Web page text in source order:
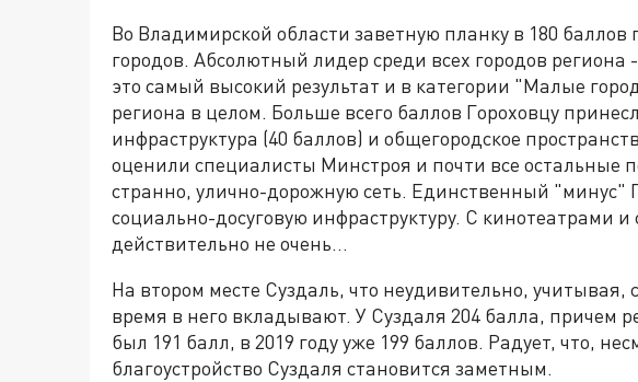
Во Владимирской области заветную планку в 180 баллов
городов. Абсолютный лидер среди всех городов региона
это самый высокий результат и в категории "Малые
региона в целом. Больше всего баллов Гороховцу
инфраструктура (40 баллов) и общегородское
оценили специалисты Минстроя и почти все остальные
странно, улично-дорожную сеть. Единственный "минус"
социально-досуговую инфраструктуру. С кинотеатрами
действительно не очень...
На втором месте Суздаль, что неудивительно, учитывая,
время в него вкладывают. У Суздаля 204 балла, причем
был 191 балл, в 2019 году уже 199 баллов. Радует, что,
благоустройство Суздаля становится заметным.